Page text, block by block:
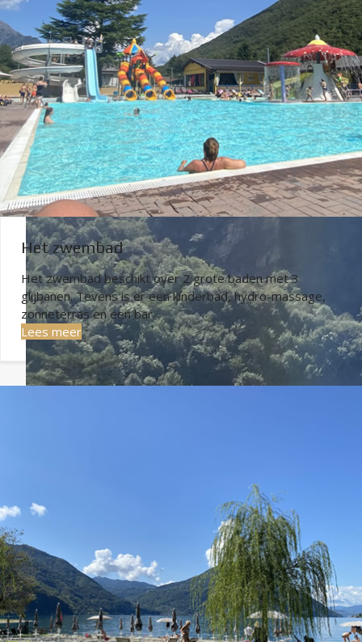
Het zwembad
Het zwembad beschikt over 2 grote baden met 3
glijbanen. Tevens is er een kinderbad, hydro-massage,
zonneterras en een bar.
Lees meer